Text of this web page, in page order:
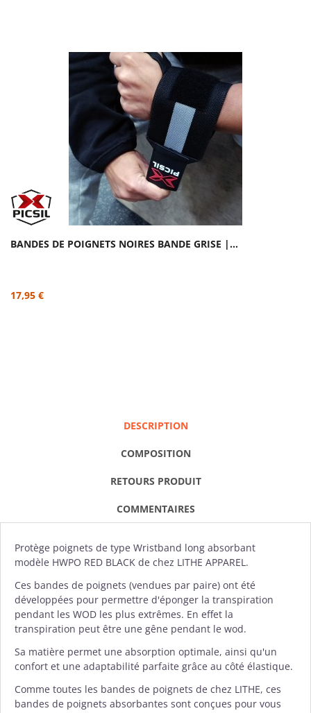
BANDES DE POIGNETS NOIRES BANDE GRISE |...
17,95 €
DESCRIPTION
COMPOSITION
RETOURS PRODUIT
COMMENTAIRES
Protège poignets de type Wristband long absorbant
modèle HWPO RED BLACK de chez LITHE APPAREL.
Ces bandes de poignets (vendues par paire) ont été
développées pour permettre d'éponger la transpiration
pendant les WOD les plus extrêmes. En effet la
transpiration peut être une gêne pendant le wod.
Sa matière permet une absorption optimale, ainsi qu'un
confort et une adaptabilité parfaite grâce au côté élastique.
Comme toutes les bandes de poignets de chez LITHE, ces
bandes de poignets absorbantes sont conçues pour vous